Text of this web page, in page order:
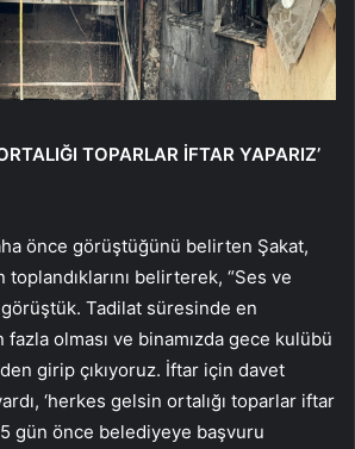
TOPARLAR İFTAR YAPARIZ’
önce görüştüğünü belirten Şakat,
belirterek, “Ses ve
görüştük. Tadilat süresinde en
fazla olması ve binamızda gece kulübü
girip çıkıyoruz. İftar için davet
‘herkes gelsin ortalığı toparlar iftar
gün önce belediyeye başvuru